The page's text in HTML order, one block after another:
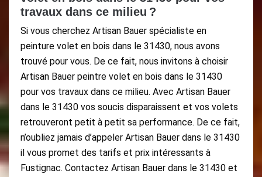
travaux dans ce milieu ?
Si vous cherchez Artisan Bauer spécialiste en
peinture volet en bois dans le 31430, nous avons
trouvé pour vous. De ce fait, nous invitons à choisir
Artisan Bauer peintre volet en bois dans le 31430
pour vos travaux dans ce milieu. Avec Artisan Bauer
dans le 31430 vos soucis disparaissent et vos volets
retrouveront petit à petit sa performance. De ce fait,
n’oubliez jamais d’appeler Artisan Bauer dans le 31430
il vous promet des tarifs et prix intéressants à
Fustignac. Contactez Artisan Bauer dans le 31430 et